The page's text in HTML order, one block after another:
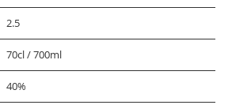
2.5
70cl / 700ml
40%